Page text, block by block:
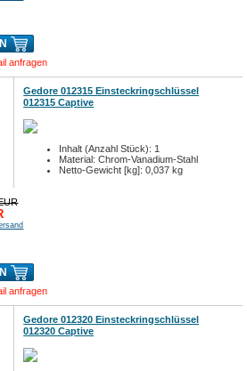
anfragen
Gedore 012315 Einsteckringschlüssel
012315 Captive
Inhalt (Anzahl Stück): 1
Material: Chrom-Vanadium-Stahl
Netto-Gewicht [kg]: 0,037 kg
anfragen
Gedore 012320 Einsteckringschlüssel
012320 Captive